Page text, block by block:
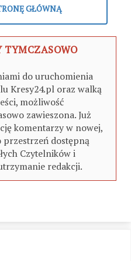
GŁÓWNĄ
TYMCZASOWO
do uruchomienia
Kresy24.pl oraz walką
możliwość
zawieszona. Już
komentarzy w nowej,
dostępną
Czytelników i
redakcji.